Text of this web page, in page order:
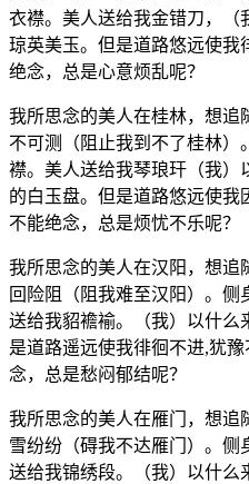
衣襟。美人送给我金错刀，（
琼英美玉。但是道路悠远使我
绝念，总是心意烦乱呢？
我所思念的美人在桂林，想追
不可测（阻止我到不了桂林）
襟。美人送给我琴琅玕（我）
的白玉盘。但是道路悠远使我
不能绝念，总是烦忧不乐呢？
我所思念的美人在汉阳，想追
回险阻（阻我难至汉阳）。侧
送给我貂襜褕。（我）以什么
是道路遥远使我徘徊不进,犹
念，总是愁闷郁结呢？
我所思念的美人在雁门，想追
雪纷纷（碍我不达雁门）。侧
送给我锦绣段。（我）以什么